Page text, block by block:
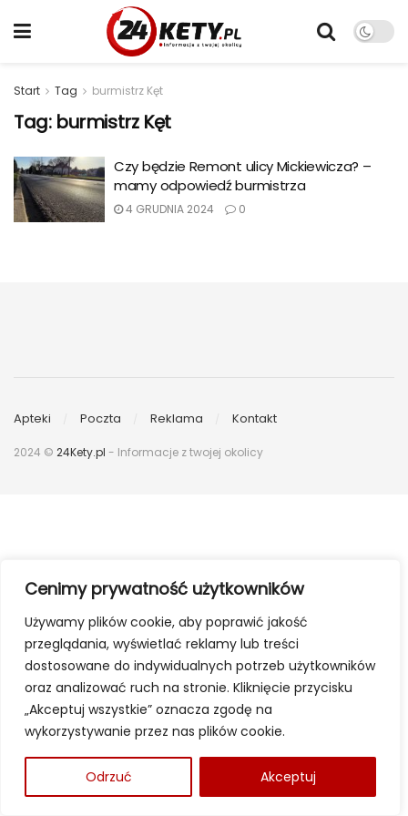
Cenimy prywatność użytkowników
Używamy plików cookie, aby poprawić jakość
przeglądania, wyświetlać reklamy lub treści
dostosowane do indywidualnych potrzeb użytkowników
oraz analizować ruch na stronie. Kliknięcie przycisku
„Akceptuj wszystkie” oznacza zgodę na
wykorzystywanie przez nas plików cookie.
Odrzuć Akceptuj
Start Tag burmistrz Kęt
Tag: burmistrz Kęt
Czy będzie Remont ulicy Mickiewicza? –
mamy odpowiedź burmistrza
4 GRUDNIA 2024 0
Apteki Poczta Reklama Kontakt
2024 © 24Kety.pl - Informacje z twojej okolicy